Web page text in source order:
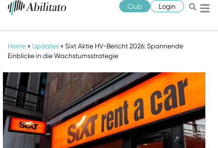
Club Login
Home » Updates » Sixt Aktie HV-Bericht 2026: Spannende
Einblicke in die Wachstumsstrategie